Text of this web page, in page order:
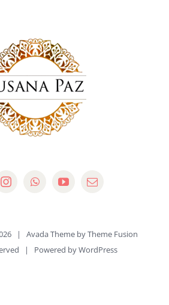
| Avada Theme byTheme Fusion
| Powered byWordPress